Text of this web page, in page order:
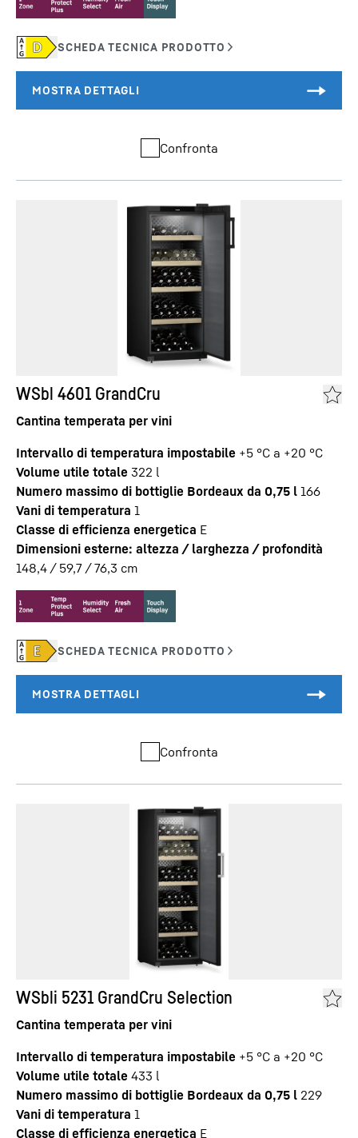
Confronta
WSbl 4601 GrandCru
Cantina temperata per vini
Intervallo di temperatura impostabile +5 °C a +20 °C
Volume utile totale 322 l
Numero massimo di bottiglie Bordeaux da 0,75 l 166
Vani di temperatura 1
Classe di efficienza energetica E
Dimensioni esterne: altezza / larghezza / profondità
148,4 / 59,7 / 76,3 cm
Confronta
WSbli 5231 GrandCru Selection
Cantina temperata per vini
Intervallo di temperatura impostabile +5 °C a +20 °C
Volume utile totale 433 l
Numero massimo di bottiglie Bordeaux da 0,75 l 229
Vani di temperatura 1
Classe di efficienza energetica E